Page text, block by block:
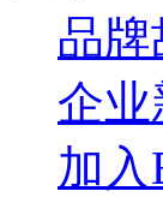
品
企业
加